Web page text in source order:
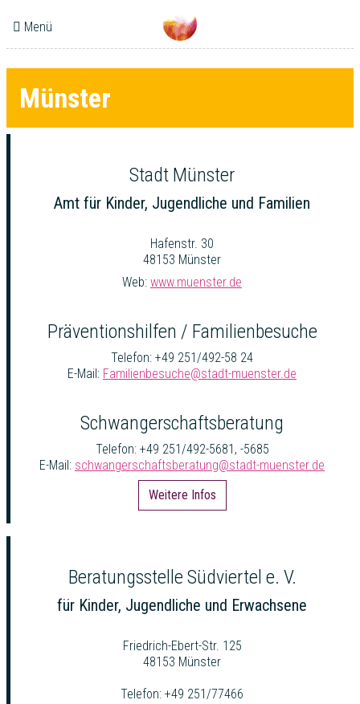
Menü
Münster
Stadt Münster
Amt für Kinder, Jugendliche und Familien
Hafenstr. 30
48153 Münster
Web: www.muenster.de
Präventionshilfen / Familienbesuche
Telefon: +49 251/492-58 24
E-Mail: Familienbesuche@stadt-muenster.de
Schwangerschaftsberatung
Telefon: +49 251/492-5681, -5685
E-Mail: schwangerschaftsberatung@stadt-muenster.de
Weitere Infos
Beratungsstelle Südviertel e. V.
für Kinder, Jugendliche und Erwachsene
Friedrich-Ebert-Str. 125
48153 Münster
Telefon: +49 251/77466